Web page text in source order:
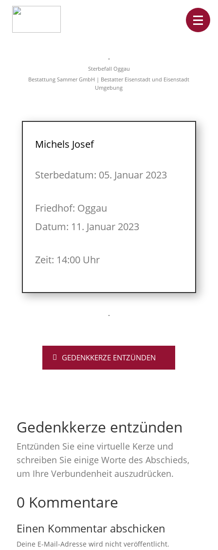
Rat&Hilfe
Sterbefälle
Sterbefall Oggau
Bestattung Sammer GmbH | Bestatter Eisenstadt und Eisenstadt
Umgebung
Michels Josef
Sterbedatum: 05. Januar 2023
Friedhof: Oggau
Datum: 11. Januar 2023
Zeit: 14:00 Uhr
GEDENKKERZE ENTZÜNDEN
Gedenkkerze entzünden
Entzünden Sie eine virtuelle Kerze und
schreiben Sie einige Worte des Abschieds,
um Ihre Verbundenheit auszudrücken.
0 Kommentare
Einen Kommentar abschicken
Deine E-Mail-Adresse wird nicht veröffentlicht.